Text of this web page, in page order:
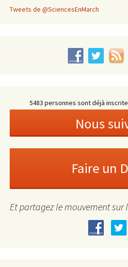
Tweets de @SciencesEnMarch
5483 personnes sont déjà
Et partagez le mouvement sur